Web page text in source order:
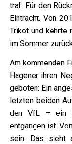
traf. Für den
Eintracht. Von
Trikot und kehrte
im Sommer
Am kommenden
Hagener ihren
geboten: Ein
letzten beiden
den VfL – ein
entgangen ist.
sein. Das sieht